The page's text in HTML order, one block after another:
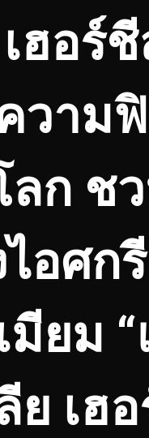
ฮอร์
วาม
ลก ช
อศก
มียม
ย เฮ